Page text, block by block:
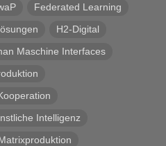
Federated Learning
H2-Digital
Maschine Interfaces
Intelligenz